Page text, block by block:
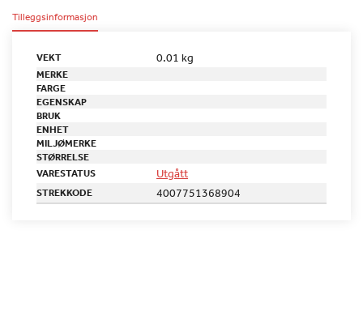
Tilleggsinformasjon
VEKT 0.01 kg
MERKE
FARGE
EGENSKAP
BRUK
ENHET
MILJØMERKE
STØRRELSE
VARESTATUS
Utgått
STREKKODE 4007751368904